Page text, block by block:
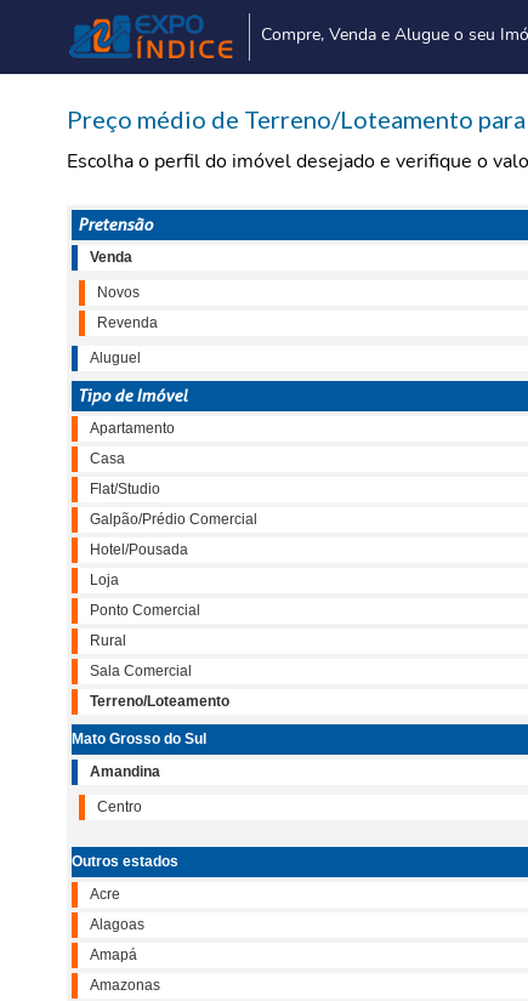
Compre, Venda e Alugue o seu
Preço médio de Terreno/Loteamento
Escolha o perfil do imóvel desejado e verifique o
Pretensão
Venda
Novos
Revenda
Aluguel
Tipo de Imóvel
Apartamento
Casa
Flat/Studio
Galpão/Prédio Comercial
Hotel/Pousada
Loja
Ponto Comercial
Rural
Sala Comercial
Terreno/Loteamento
Mato Grosso do Sul
Amandina
Centro
Outros estados
Acre
Alagoas
Amapá
Amazonas